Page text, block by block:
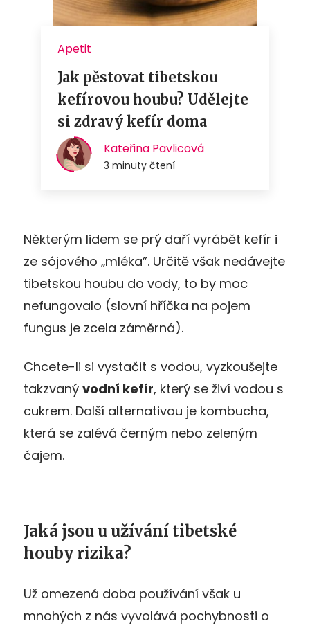
Některým lidem se prý daří vyrábět kefír i
ze sójového „mléka”. Určitě však nedávejte
tibetskou houbu do vody, to by moc
nefungovalo (slovní hříčka na pojem
fungus je zcela záměrná).
Chcete-li si vystačit s vodou, vyzkoušejte
takzvaný vodní kefír, který se živí vodou s
cukrem. Další alternativou je kombucha,
která se zalévá černým nebo zeleným
čajem.
Jaká jsou u užívání tibetské
houby rizika?
Už omezená doba používání však u
mnohých z nás vyvolává pochybnosti o